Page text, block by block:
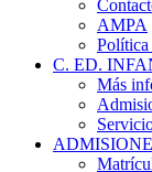
AMPA
C. ED.
Más